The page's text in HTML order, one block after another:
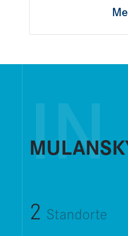
IN
2 Stand­orte